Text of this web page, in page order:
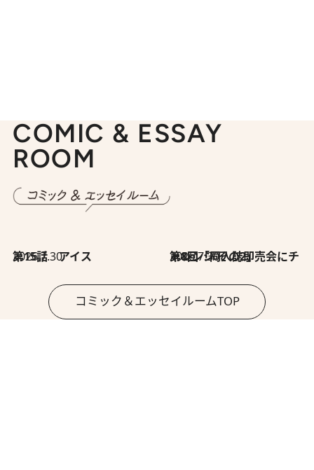
COMIC & ESSAY
ROOM
2026.7.30
第15話 アイス 2026.7.30
第8回「同人誌即売会にチャレンジ その2」
コミック＆エッセイルームTOP